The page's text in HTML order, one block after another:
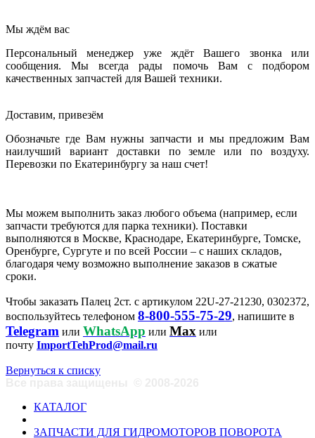
Мы ждём вас
Персональный менеджер уже ждёт Вашего звонка или
сообщения. Мы всегда рады помочь Вам с подбором
качественных запчастей для Вашей техники.
Доставим, привезём
Обозначьте где Вам нужны запчасти и мы предложим Вам
наилучший вариант доставки по земле или по воздуху.
Перевозки по Екатеринбургу за наш счет!
Мы можем выполнить заказ любого объема (например, если
запчасти требуются для парка техники). Поставки
выполняются в Москве, Краснодаре, Екатеринбурге, Томске,
Оренбурге, Сургуте и по всей России – с наших складов,
благодаря чему возможно выполнение заказов в сжатые
сроки.
Чтобы заказать Палец 2ст. с артикулом 22U-27-21230, 0302372,
воспользуйтесь телефоном 8-800-555-75-29, напишите в
Telegram или WhatsApp или Max или
почту ImportTehProd@mail.ru
Вернуться к списку
КАТАЛОГ
ЗАПЧАСТИ ДЛЯ ГИДРОМОТОРОВ ПОВОРОТА